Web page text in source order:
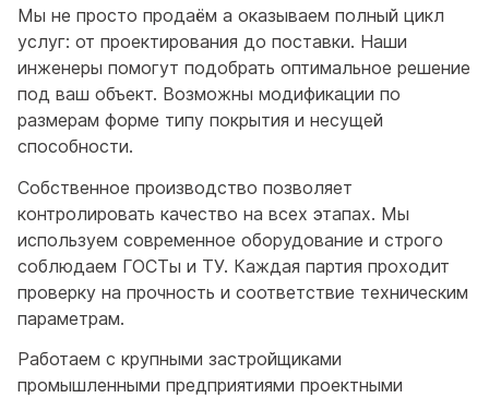
Мы не просто продаём а оказываем полный цикл
услуг: от проектирования до поставки. Наши
инженеры помогут подобрать оптимальное решение
под ваш объект. Возможны модификации по
размерам форме типу покрытия и несущей
способности.
Собственное производство позволяет
контролировать качество на всех этапах. Мы
используем современное оборудование и строго
соблюдаем ГОСТы и ТУ. Каждая партия проходит
проверку на прочность и соответствие техническим
параметрам.
Работаем с крупными застройщиками
промышленными предприятиями проектными